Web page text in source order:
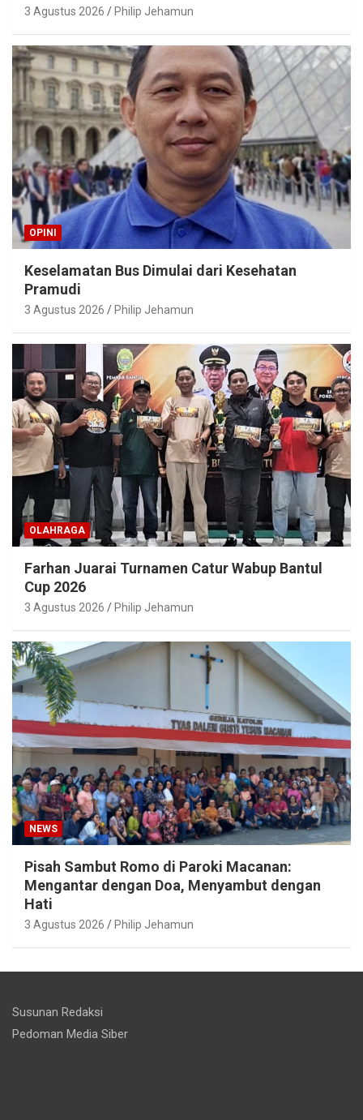
3 Agustus 2026 Philip Jehamun
OPINI
Keselamatan Bus Dimulai dari Kesehatan
Pramudi
3 Agustus 2026 Philip Jehamun
OLAHRAGA
Farhan Juarai Turnamen Catur Wabup Bantul
Cup 2026
3 Agustus 2026 Philip Jehamun
NEWS
Pisah Sambut Romo di Paroki Macanan:
Mengantar dengan Doa, Menyambut dengan
Hati
3 Agustus 2026 Philip Jehamun
Susunan Redaksi
Pedoman Media Siber